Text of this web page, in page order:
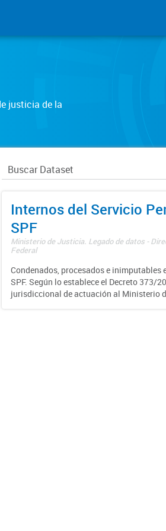
justicia de la
Internos del Servicio
SPF
Ministerio de Justicia. Legado de datos -
Federal
Condenados, procesados e inimputables
SPF. Según lo establece el Decreto 373/
jurisdiccional de actuación al Ministerio